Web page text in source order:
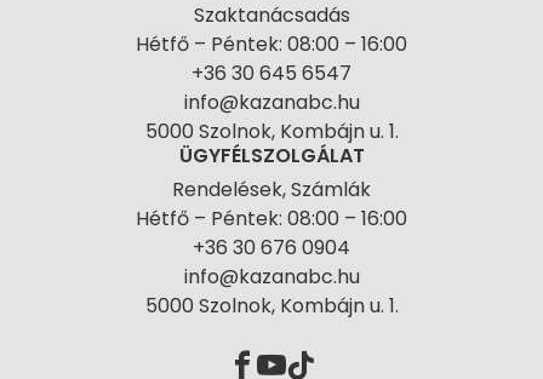
Szaktanácsadás
Hétfő – Péntek: 08:00 – 16:00
+36 30 645 6547
info@kazanabc.hu
5000 Szolnok, Kombájn u. 1.
ÜGYFÉLSZOLGÁLAT
Rendelések, Számlák
Hétfő – Péntek: 08:00 – 16:00
+36 30 676 0904
info@kazanabc.hu
5000 Szolnok, Kombájn u. 1.